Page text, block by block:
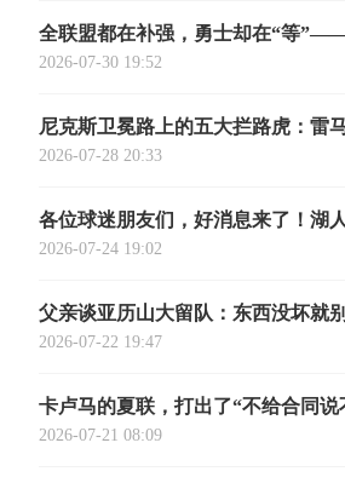
全联盟都在补强，勇士却在“等
去的那一天
2026-07-30 19:52
尼克斯卫冕路上的五大拦路虎：雷
人四巨头在列
2026-07-28 20:33
各位球迷朋友们，好消息来了！湖
奥斯汀·里夫斯的2026中国行「紫金
2026-07-24 19:02
父亲谈亚历山大留队：东西没坏就
会被夜生活诱惑走
2026-07-22 19:47
卡卢马的夏联，打出了“不给合同说
数据
2026-07-21 08:09